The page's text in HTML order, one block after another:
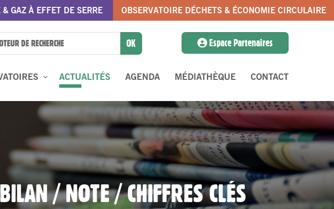
GAZ À EFFET DE SERRE OBSERVATOIRE DÉCHETS & ÉCONOMIE CIRCULAIRE
Espace Partenaires
ACTUALITÉS AGENDA MÉDIATHÈQUE CONTACT
/ NOTE / CHIFFRES CLÉS